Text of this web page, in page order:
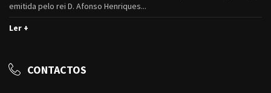
emitida pelo rei D. Afonso Henriques...
Ler +
CONTACTOS